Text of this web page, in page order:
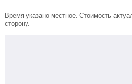
Время указано местное. Стоимость
сторону.